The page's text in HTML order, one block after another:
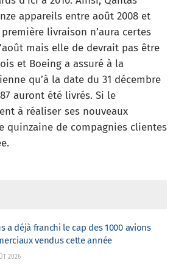
appareils entre août 2008 et
première livraison n’aura certes
mais elle de devrait pas être
et Boeing a assuré à la
qu’à la date du 31 décembre
auront été livrés. Si le
à réaliser ses nouveaux
quinzaine de compagnies clientes
a déjà franchi le cap des 1000 avions
vendus cette année
2026